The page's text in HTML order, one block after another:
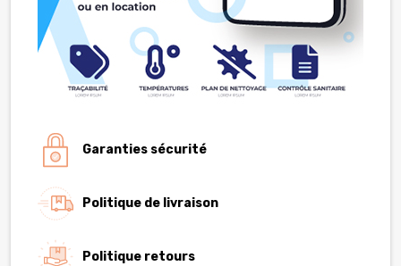
Garanties sécurité
Politique de livraison
Politique retours